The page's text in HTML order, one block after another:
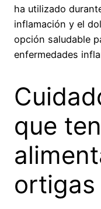
ha utilizado
inflamación y el
opción saludable
enfermedades
que
ortigas